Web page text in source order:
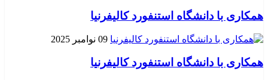
همکاری با دانشگاه استنفورد کالیفرنیا
09 نوامبر 2025
همکاری با دانشگاه استنفورد کالیفرنیا